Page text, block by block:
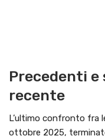
Precedenti
recente
L’ultimo confronto fra
ottobre 2025,